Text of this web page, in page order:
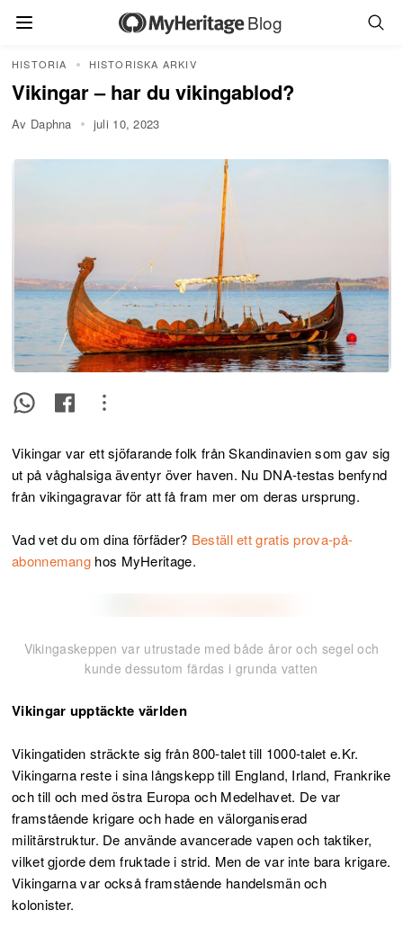
Blog
HISTORIA HISTORISKA ARKIV
Vikingar – har du vikingablod?
Av Daphna juli 10, 2023
Vikingar var ett sjöfarande folk från Skandinavien som gav sig
ut på våghalsiga äventyr över haven. Nu DNA-testas benfynd
från vikingagravar för att få fram mer om deras ursprung.
Vad vet du om dina förfäder? Beställ ett gratis prova-på-
abonnemang hos MyHeritage.
Vikingaskeppen var utrustade med både åror och segel och
kunde dessutom färdas i grunda vatten
Vikingar upptäckte världen
Vikingatiden sträckte sig från 800-talet till 1000-talet e.Kr.
Vikingarna reste i sina långskepp till England, Irland, Frankrike
och till och med östra Europa och Medelhavet. De var
framstående krigare och hade en välorganiserad
militärstruktur. De använde avancerade vapen och taktiker,
vilket gjorde dem fruktade i strid. Men de var inte bara krigare.
Vikingarna var också framstående handelsmän och
kolonister.